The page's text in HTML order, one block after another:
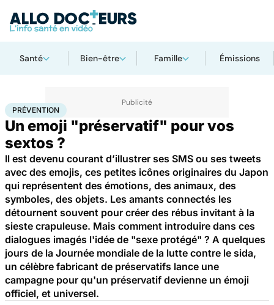
Santé Bien-être Famille Émissions
AccueilSantéMaladies Prévention
PRÉVENTION
Un emoji "préservatif" pour vos
sextos ?
Il est devenu courant d’illustrer ses SMS ou ses tweets
avec des emojis, ces petites icônes originaires du Japon
qui représentent des émotions, des animaux, des
symboles, des objets. Les amants connectés les
détournent souvent pour créer des rébus invitant à la
sieste crapuleuse. Mais comment introduire dans ces
dialogues imagés l'idée de "sexe protégé" ? A quelques
jours de la Journée mondiale de la lutte contre le sida,
un célèbre fabricant de préservatifs lance une
campagne pour qu'un préservatif devienne un émoji
officiel, et universel.